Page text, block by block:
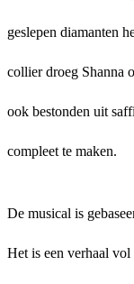
geslepen diamanten
collier droeg Shanna
ook bestonden uit
compleet te maken.
De musical is
Het is een verhaal